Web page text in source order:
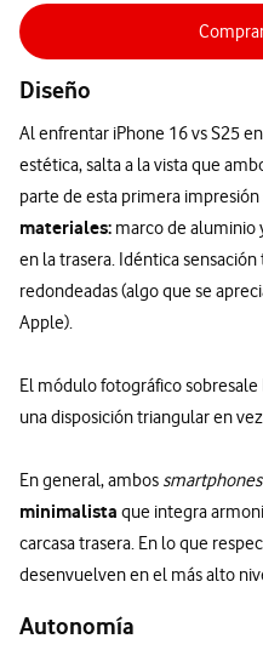
Diseño
Al enfrentar iPhone 16 vs S25
estética, salta a la vista que
parte de esta primera impresión
materiales: marco de aluminio
en la trasera. Idéntica
redondeadas (algo que se
Apple).
El módulo fotográfico
una disposición triangular en
En general, ambos smartphones
minimalista que integra
carcasa trasera. En lo que
desenvuelven en el más alto
Autonomía